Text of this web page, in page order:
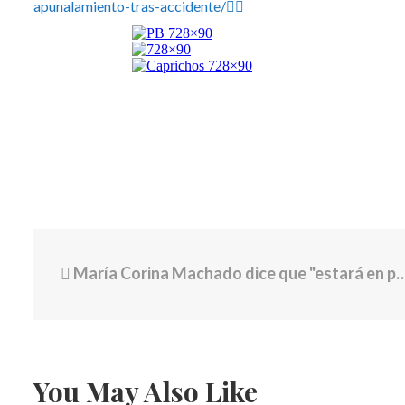
apunalamiento-tras-accidente/👈🏽
María Corina Machado dice que "estará en pocas semanas en Venezuela"
You May Also Like